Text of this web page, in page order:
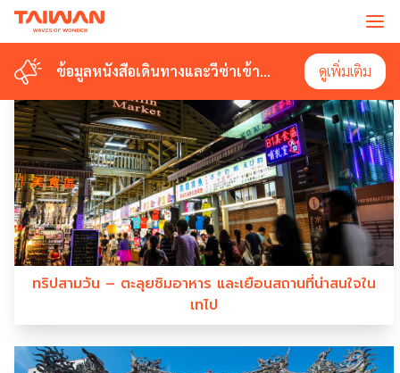
ข้อมูลหนังสือเดินทางและวีซ่าเข้า
ดูเพิ่มเติม
ข้อมูลหนังสือเดินทางและวีซ่าเข้า
ดูเพิ่มเติม
#HUAXISTREETTOURISTNIGHTMARKET
ทริปสามวัน – ตะลุยชิมอาหาร และเยือนสถานที่น่าสนใจใน
เทไป